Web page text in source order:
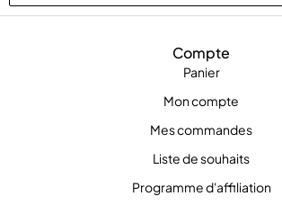
Compte
Panier
Mon compte
Mes commandes
Liste de souhaits
Programme d'affiliation